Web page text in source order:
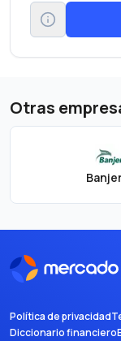
Otras
Política de privacidad
Diccionario financiero